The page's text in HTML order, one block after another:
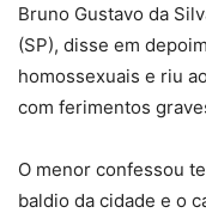
Bruno Gustavo da
(SP), disse em
homossexuais e riu
com ferimentos
O menor confessou
baldio da cidade e o